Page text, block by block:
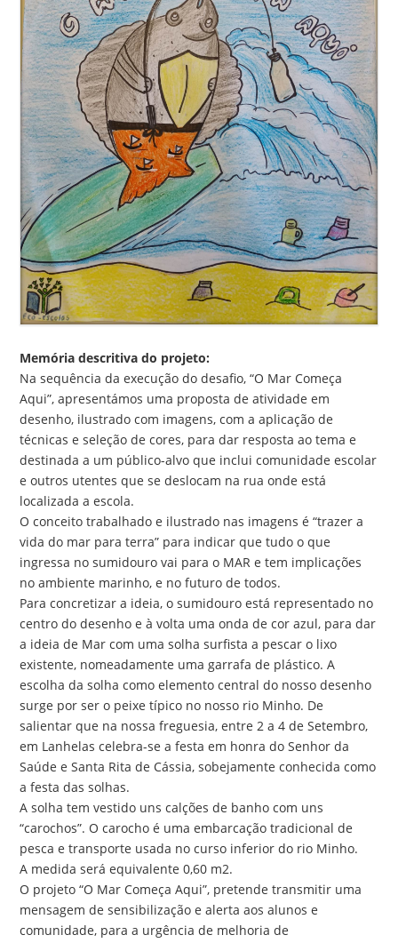
Memória descritiva do projeto:
Na sequência da execução do desafio, “O Mar Começa
Aqui”, apresentámos uma proposta de atividade em
desenho, ilustrado com imagens, com a aplicação de
técnicas e seleção de cores, para dar resposta ao tema e
destinada a um público-alvo que inclui comunidade escolar
e outros utentes que se deslocam na rua onde está
localizada a escola.
O conceito trabalhado e ilustrado nas imagens é “trazer a
vida do mar para terra” para indicar que tudo o que
ingressa no sumidouro vai para o MAR e tem implicações
no ambiente marinho, e no futuro de todos.
Para concretizar a ideia, o sumidouro está representado no
centro do desenho e à volta uma onda de cor azul, para dar
a ideia de Mar com uma solha surfista a pescar o lixo
existente, nomeadamente uma garrafa de plástico. A
escolha da solha como elemento central do nosso desenho
surge por ser o peixe típico no nosso rio Minho. De
salientar que na nossa freguesia, entre 2 a 4 de Setembro,
em Lanhelas celebra-se a festa em honra do Senhor da
Saúde e Santa Rita de Cássia, sobejamente conhecida como
a festa das solhas.
A solha tem vestido uns calções de banho com uns
“carochos”. O carocho é uma embarcação tradicional de
pesca e transporte usada no curso inferior do rio Minho.
A medida será equivalente 0,60 m2.
O projeto “O Mar Começa Aqui”, pretende transmitir uma
mensagem de sensibilização e alerta aos alunos e
comunidade, para a urgência de melhoria de